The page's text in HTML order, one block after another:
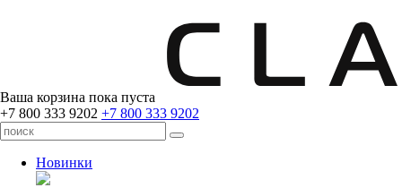
Ваша корзина пока пуста
+7 800 333 9202 +7 800 333 9202
Новинки